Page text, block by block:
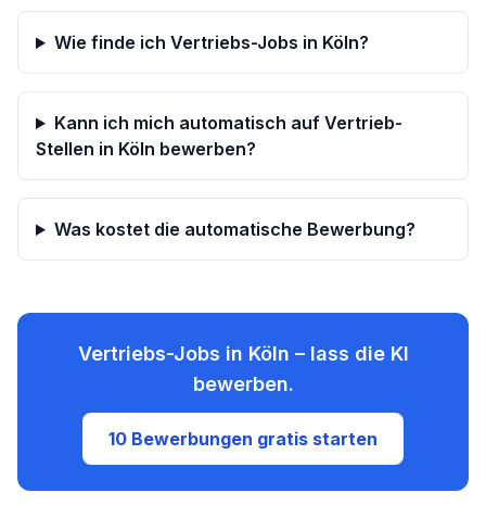
Wie finde ich Vertriebs-Jobs in Köln?
Kann ich mich automatisch auf Vertrieb-
Stellen in Köln bewerben?
Was kostet die automatische Bewerbung?
Vertriebs-Jobs in Köln – lass die KI
bewerben.
10 Bewerbungen gratis starten